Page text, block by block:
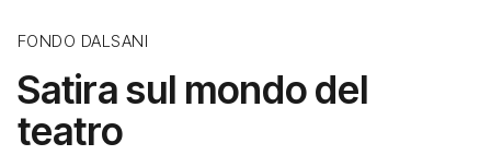
FONDO DALSANI
Satira sul mondo del
teatro